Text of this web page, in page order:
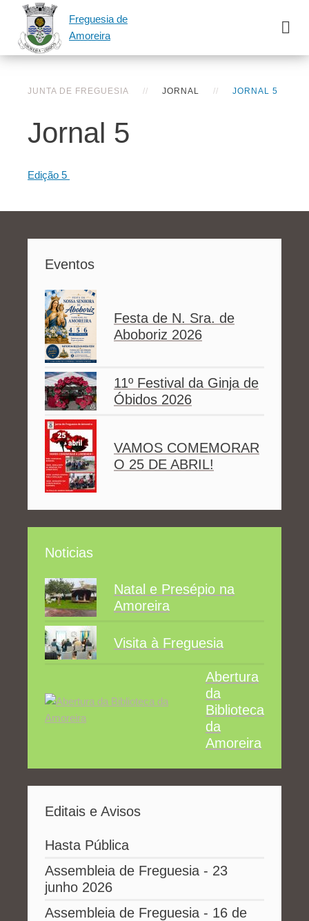
Freguesia de
Amoreira
JUNTA DE FREGUESIA JORNAL JORNAL 5
Jornal 5
Edição 5
Eventos
Festa de N. Sra. de
Aboboriz 2026
11º Festival da Ginja de
Óbidos 2026
VAMOS COMEMORAR
O 25 DE ABRIL!
Noticias
Natal e Presépio na
Amoreira
Visita à Freguesia
Abertura
da
Biblioteca
da
Amoreira
Editais e Avisos
Hasta Pública
Assembleia de Freguesia - 23
junho 2026
Assembleia de Freguesia - 16 de